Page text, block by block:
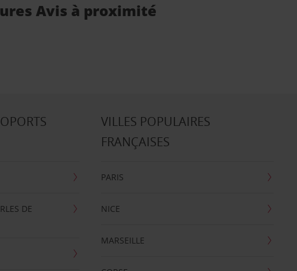
Avis à proximité
DE
VILLES POPULAIRES
FRANÇAISES
PARIS
NICE
MARSEILLE